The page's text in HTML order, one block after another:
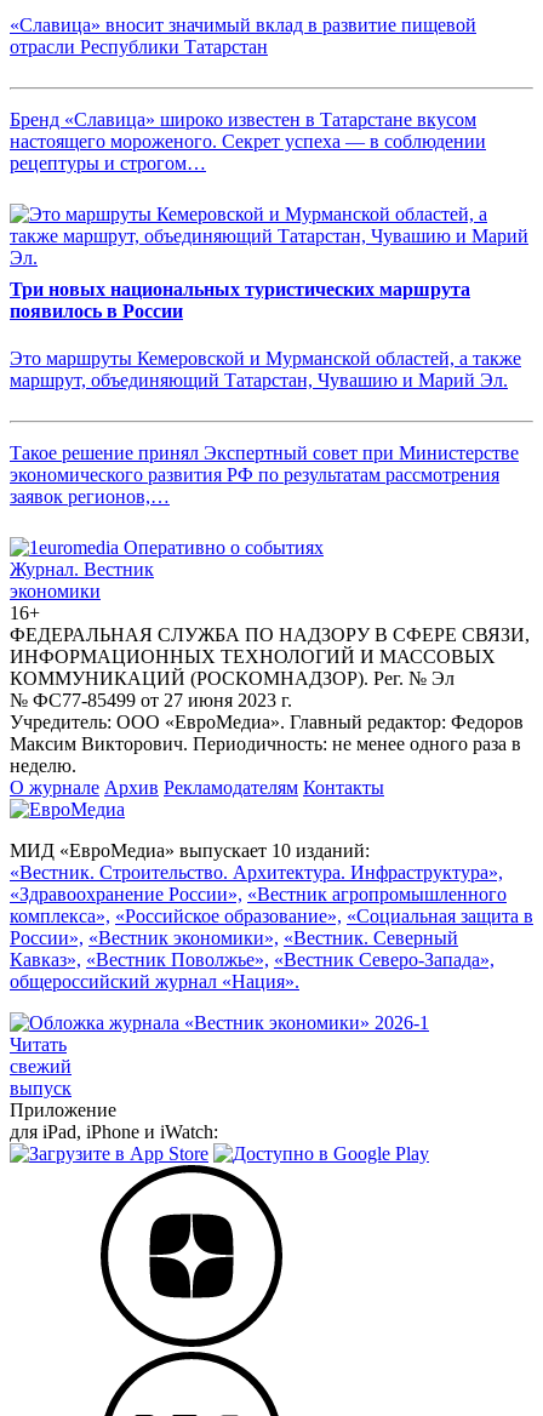
«Славица» вносит значимый вклад в развитие пищевой
отрасли Республики Татарстан
Бренд «Славица» широко известен в Татарстане вкусом
настоящего мороженого. Секрет успеха — в соблюдении
рецептуры и строгом…
Три новых национальных туристических маршрута
появилось в России
Это маршруты Кемеровской и Мурманской областей, а также
маршрут, объединяющий Татарстан, Чувашию и Марий Эл.
Такое решение принял Экспертный совет при Министерстве
экономического развития РФ по результатам рассмотрения
заявок регионов,…
Журнал. Вестник
экономики
16+
ФЕДЕРАЛЬНАЯ СЛУЖБА ПО НАДЗОРУ В СФЕРЕ СВЯЗИ,
ИНФОРМАЦИОННЫХ ТЕХНОЛОГИЙ И МАССОВЫХ
КОММУНИКАЦИЙ (РОСКОМНАДЗОР). Рег. № Эл
№ ФС77-85499 от 27 июня 2023 г.
Учредитель: ООО «ЕвроМедиа». Главный редактор: Федоров
Максим Викторович. Периодичность: не менее одного раза в
неделю.
О журнале Архив Рекламодателям Контакты
МИД «ЕвроМедиа» выпускает 10 изданий:
«Вестник. Строительство. Архитектура. Инфраструктура»,
«Здравоохранение России», «Вестник агропромышленного
комплекса», «Российское образование», «Социальная защита в
России», «Вестник экономики», «Вестник. Северный
Кавказ», «Вестник Поволжье», «Вестник Северо-Запада»,
общероссийский журнал «Нация».
Читать
свежий
выпуск
Приложение
для iPad, iPhone и iWatch: